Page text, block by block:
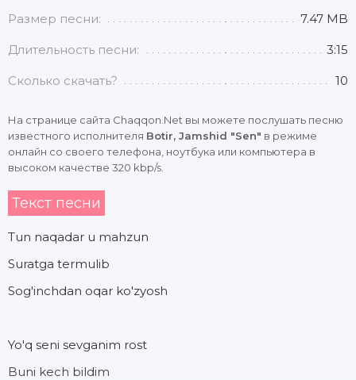
Размер песни: 7.47 MB
Длительность песни: 3:15
Сколько скачать? 10
На странице сайта Chaqqon.Net вы можете послушать песню
известного исполнителя Botir, Jamshid "Sen" в режиме
онлайн со своего телефона, ноутбука или компьютера в
высоком качестве 320 kbp/s.
Текст песни
Tun naqadar u mahzun
Suratga termulib
Sog'inchdan oqar ko'zyosh
Yo'q seni sevganim rost
Buni kech bildim